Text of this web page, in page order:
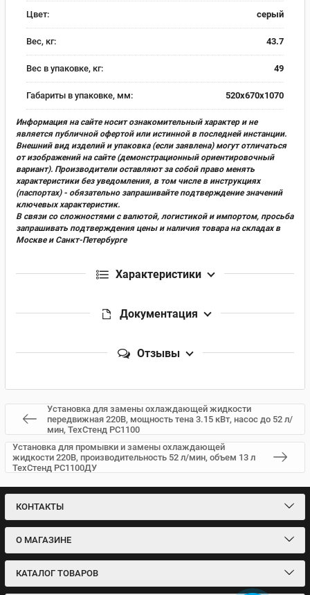
Цвет: серый
Вес, кг: 43.7
Вес в упаковке, кг: 49
Габариты в упаковке, мм: 520х670х1070
Информация на сайте носит ознакомительный характер и не
является публичной офертой или истинной в последней инстанции.
Внешний вид изделий и упаковка (если заявлена) могут отличаться
от изображений на сайте (демонстрационный ориентировочный
вариант). Производители оставляют за собой право менять
характеристики без уведомления, в том числе в инструкциях
(паспортах) - обязательно запрашивайте подтверждение значений
ключевых характеристик.
В связи со сложностями с валютой, логистикой и импортом, просьба
запрашивать подтверждения цены и наличия товара на складах в
Москве и Санкт-Петербурге
Характеристики
Документация
Отзывы
Установка для замены охлаждающей жидкости
передвижная 220В, мощность тена 3.15 кВт, насос до 52 л/
мин, ТехСтенд РС1100
Установка для промывки и замены охлаждающей
жидкости 220В, производительность 52 л/мин, объем 13 л
ТехСтенд РС1100ДУ
КОНТАКТЫ
О МАГАЗИНЕ
КАТАЛОГ ТОВАРОВ